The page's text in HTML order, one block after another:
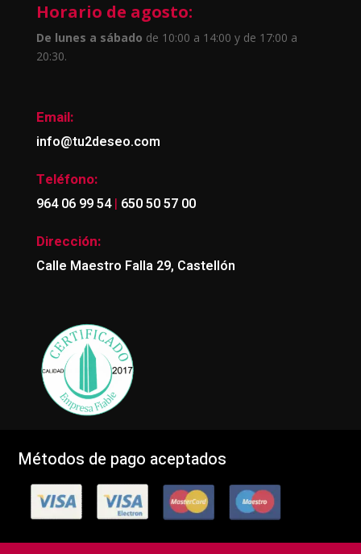
Horario de agosto:
De lunes a sábado de 10:00 a 14:00 y de 17:00 a
20:30.
Email:
info@tu2deseo.com
Teléfono:
964 06 99 54| 650 50 57 00
Dirección:
Calle Maestro Falla 29, Castellón
Métodos de pago aceptados